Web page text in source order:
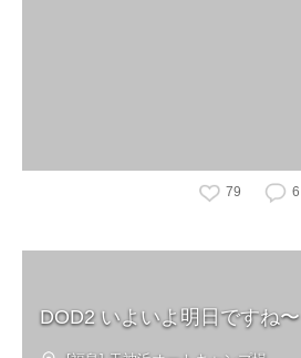
79 6
DOD2 いよいよ明日ですね〜